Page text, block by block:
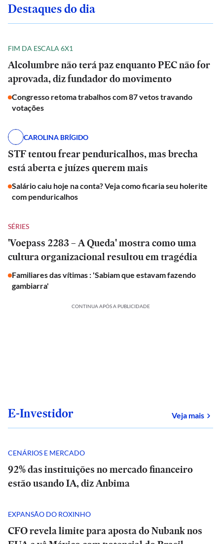
Destaques do dia
FIM DA ESCALA 6X1
Alcolumbre não terá paz enquanto PEC não for
aprovada, diz fundador do movimento
Congresso retoma trabalhos com 87 vetos travando
votações
CAROLINA BRÍGIDO
STF tentou frear penduricalhos, mas brecha
está aberta e juízes querem mais
Salário caiu hoje na conta? Veja como ficaria seu holerite
com penduricalhos
SÉRIES
'Voepass 2283 – A Queda' mostra como uma
cultura organizacional resultou em tragédia
Familiares das vítimas : 'Sabiam que estavam fazendo
gambiarra'
CONTINUA APÓS A PUBLICIDADE
E-Investidor Veja mais
CENÁRIOS E MERCADO
92% das instituições no mercado financeiro
estão usando IA, diz Anbima
EXPANSÃO DO ROXINHO
CFO revela limite para aposta do Nubank nos